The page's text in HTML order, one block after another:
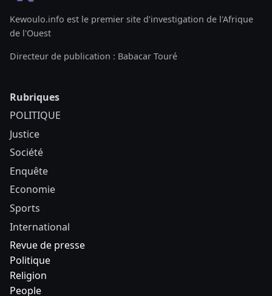
Kewoulo.info est le premier site d'investigation de l'Afrique
de l'Ouest
Directeur de publication : Babacar Touré
Rubriques
POLITIQUE
Justice
Société
Enquête
Economie
Sports
International
Revue de presse
Politique
Religion
People